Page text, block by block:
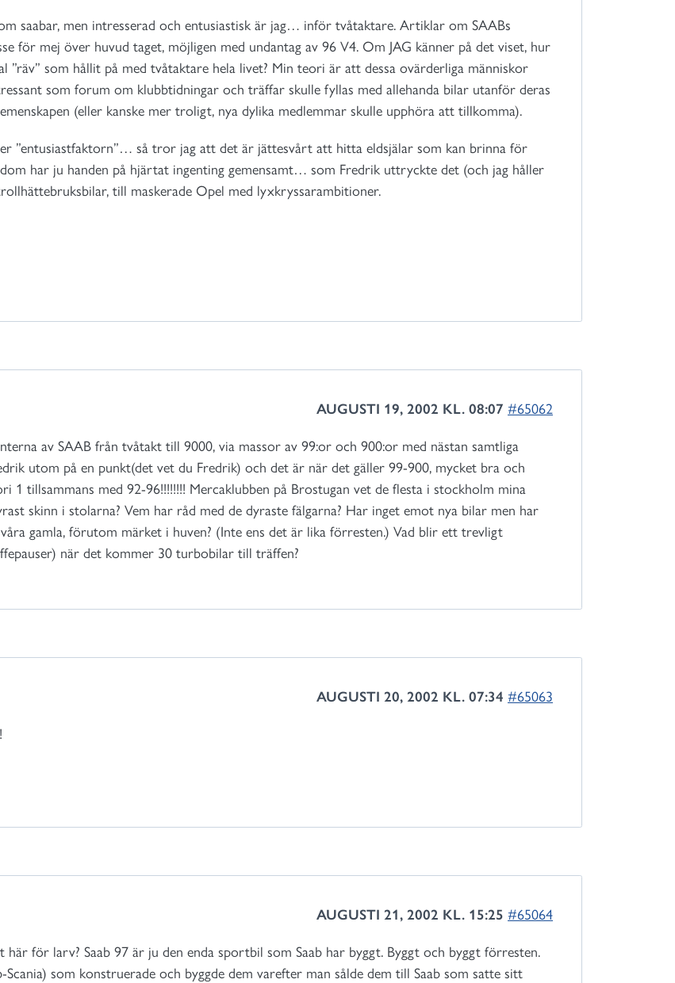
saabar, men intresserad och entusiastisk är jag… inför tvåtaktare. Artiklar om SAABs
för mej över huvud taget, möjligen med undantag av 96 V4. Om JAG känner på det viset, hur
”räv” som hållit på med tvåtaktare hela livet? Min teori är att dessa ovärderliga människor
som forum om klubbtidningar och träffar skulle fyllas med allehanda bilar utanför deras
(eller kanske mer troligt, nya dylika medlemmar skulle upphöra att tillkomma).
”entusiastfaktorn”… så tror jag att det är jättesvårt att hitta eldsjälar som kan brinna för
har ju handen på hjärtat ingenting gemensamt… som Fredrik uttryckte det (och jag håller
till maskerade Opel med lyxkryssarambitioner.
AUGUSTI 19, 2002 KL. 08:07 #65062
av SAAB från tvåtakt till 9000, via massor av 99:or och 900:or med nästan samtliga
utom på en punkt(det vet du Fredrik) och det är när det gäller 99-900, mycket bra och
1 tillsammans med 92-96!!!!!!!! Mercaklubben på Brostugan vet de flesta i stockholm mina
skinn i stolarna? Vem har råd med de dyraste fälgarna? Har inget emot nya bilar men har
gamla, förutom märket i huven? (Inte ens det är lika förresten.) Vad blir ett trevligt
när det kommer 30 turbobilar till träffen?
AUGUSTI 20, 2002 KL. 07:34 #65063
AUGUSTI 21, 2002 KL. 15:25 #65064
här för larv? Saab 97 är ju den enda sportbil som Saab har byggt. Byggt och byggt förresten.
Scania) som konstruerade och byggde dem varefter man sålde dem till Saab som satte sitt